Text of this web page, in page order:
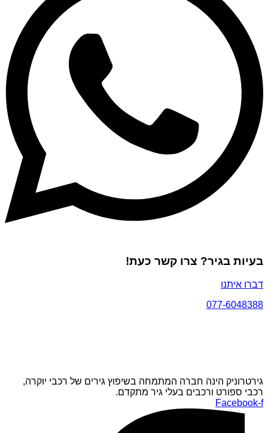
בעיות בגיר? צרו קשר כעת!
דברו איתנו
077-6048388
גירטרוניק הינה חברה המתמחה בשיפוץ גירים של רכבי יוקרה,
רכבי ספורט ורכבים בעלי גיר מתקדם.
Facebook-f